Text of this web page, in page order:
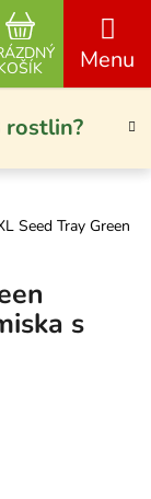
rostlin?
NÁKUPNÍ
Seed Tray Green
s